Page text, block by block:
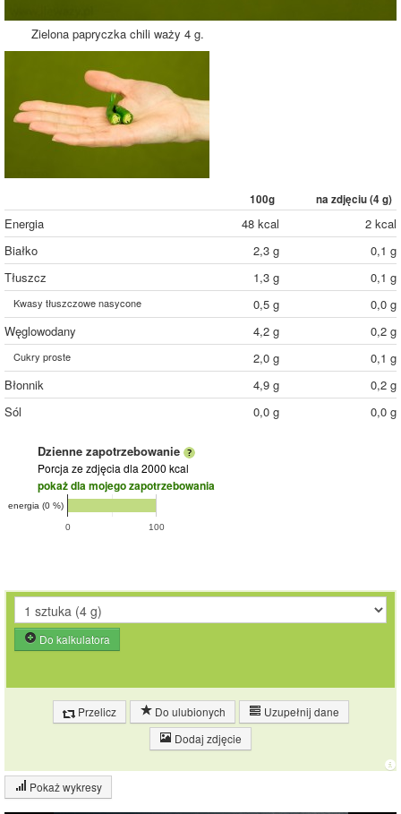
Zielona papryczka chili waży 4 g.
100g na zdjęciu (4 g)
Energia 48 kcal
2 kcal
Białko
2,3 g
0,1 g
Tłuszcz
1,3 g 0,1 g
Kwasy tłuszczowe nasycone 0,5 g
0,0 g
Węglowodany
4,2 g 0,2 g
Cukry proste 2,0 g
0,1 g
Błonnik
4,9 g
0,2 g
Sól
0,0 g 0,0 g
Dzienne zapotrzebowanie
Porcja ze zdjęcia dla 2000 kcal
pokaż dla mojego zapotrzebowania
0 100
energia (0 %)
Do kalkulatora
Przelicz Do ulubionych
Uzupełnij dane
Dodaj zdjęcie
Pokaż wykresy